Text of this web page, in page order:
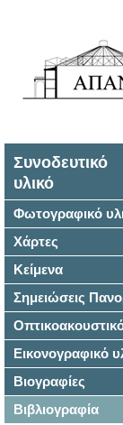
Συνοδευτικό
υλικό
Φωτογραφικό
Χάρτες
Κείμενα
Σημειώσεις
Εικονογραφικό
Βιογραφίες
Βιβλιογραφία